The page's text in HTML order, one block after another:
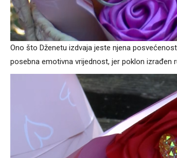
Ono što Dženetu izdvaja jeste njena
posebna emotivna vrijednost, jer poklon izrađen